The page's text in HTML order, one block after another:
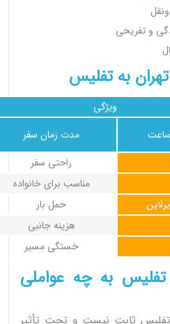
و تفریحی
به تفلیس
ویژگی
مدت زمان سفر
راحتی سفر
مناسب برای خانواده
حمل بار
هزینه جانبی
خستگی مسیر
به چه عواملی
تفلیس ثابت نیست و تحت تأثیر